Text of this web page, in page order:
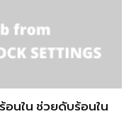
อนใน ช่วยดับร้อนใน